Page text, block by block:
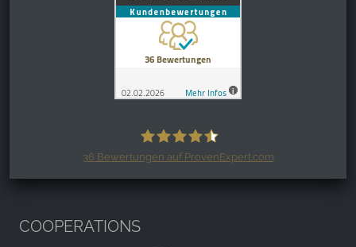
Harzspots.com - Den neuen Harz
36 Bewertungen auf ProvenExpert.com
COOPERATIONS